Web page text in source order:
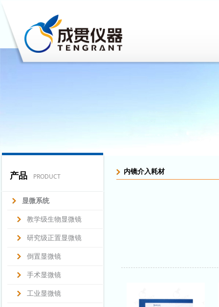
产品 PRODUCT
显微系统
教学级生物显微镜
研究级正置显微镜
倒置显微镜
手术显微镜
工业显微镜
内镜介入耗材